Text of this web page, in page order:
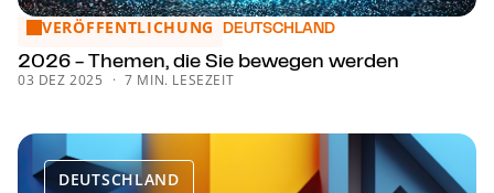
2026 - Themen, die Sie bewegen werden
VERÖFFENTLICHUNG DEUTSCHLAND
2026 - Themen, die Sie bewegen werden
03 DEZ 2025 7 MIN. LESEZEIT
DEUTSCHLAND